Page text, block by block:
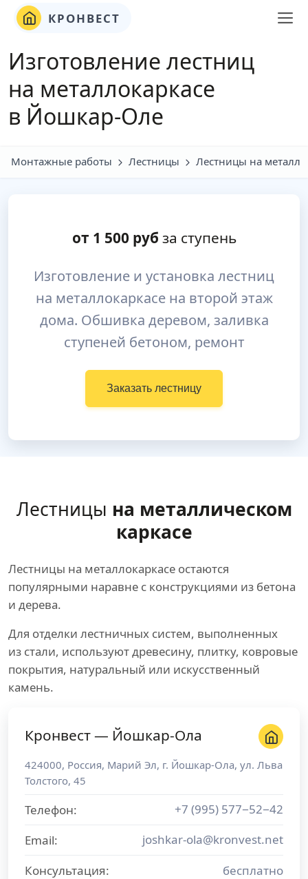
КРОНВЕСТ
Изготовление лестниц
на металлокаркасе
в Йошкар-Оле
Монтажные работы Лестницы Лестницы на
от 1 500руб за ступень
Изготовление и установка лестниц
на металлокаркасе на второй этаж
дома. Обшивка деревом, заливка
ступеней бетоном, ремонт
Заказать лестницу
Лестницы на металлическом
каркасе
Лестницы на металлокаркасе остаются
популярными наравне с конструкциями из бетона
и дерева.
Для отделки лестничных систем, выполненных
из стали, используют древесину, плитку, ковровые
покрытия, натуральный или искусственный
камень.
Кронвест — Йошкар-Ола
424000, Россия, Марий Эл, г. Йошкар-Ола, ул. Льва
Толстого, 45
Телефон:
+7 (995) 577−52−42
Email:
joshkar-ola@kronvest.net
Консультация:
бесплатно